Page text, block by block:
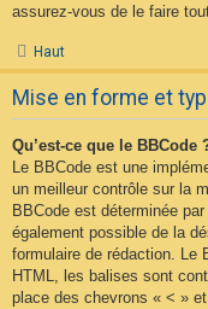
assurez-vous de le faire
Haut
Mise en forme et
Qu’est-ce que le BBCode
Le BBCode est une
un meilleur contrôle sur la
BBCode est déterminée
également possible de la
formulaire de rédaction. Le
HTML, les balises sont
place des chevrons « < »